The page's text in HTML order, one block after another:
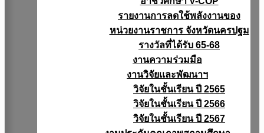
รายงานการลดใช้พลังงานของ
หน่วยงานราชการ จังหวัดนครปฐม
รางวัลที่ได้รับ 65-68
งานความร่วมมือ
งานวิจัยเเละพัฒนาฯ
วิจัยในชั้นเรียน ปี 2565
วิจัยในชั้นเรียน ปี 2566
วิจัยในชั้นเรียน ปี 2567